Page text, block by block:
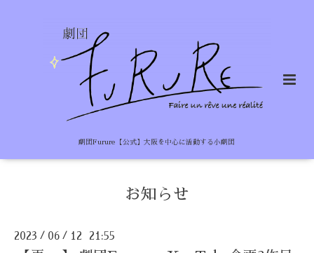
劇団Furure【公式】大阪を中心に活動する小劇団
お知らせ
2023 / 06 / 12 21:55